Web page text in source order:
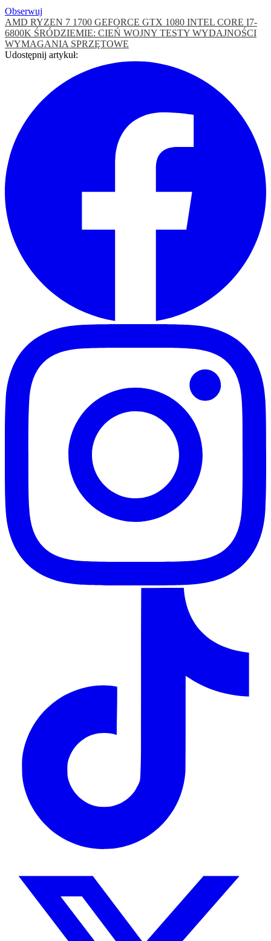
Obserwuj
AMD RYZEN 7 1700 GEFORCE GTX 1080 INTEL CORE I7-
6800K ŚRÓDZIEMIE: CIEŃ WOJNY TESTY WYDAJNOŚCI
WYMAGANIA SPRZĘTOWE
Udostępnij artykuł: